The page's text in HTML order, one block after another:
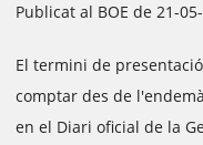
Publicat al BOE de 21-
El termini de
comptar des de
en el Diari oficial de la